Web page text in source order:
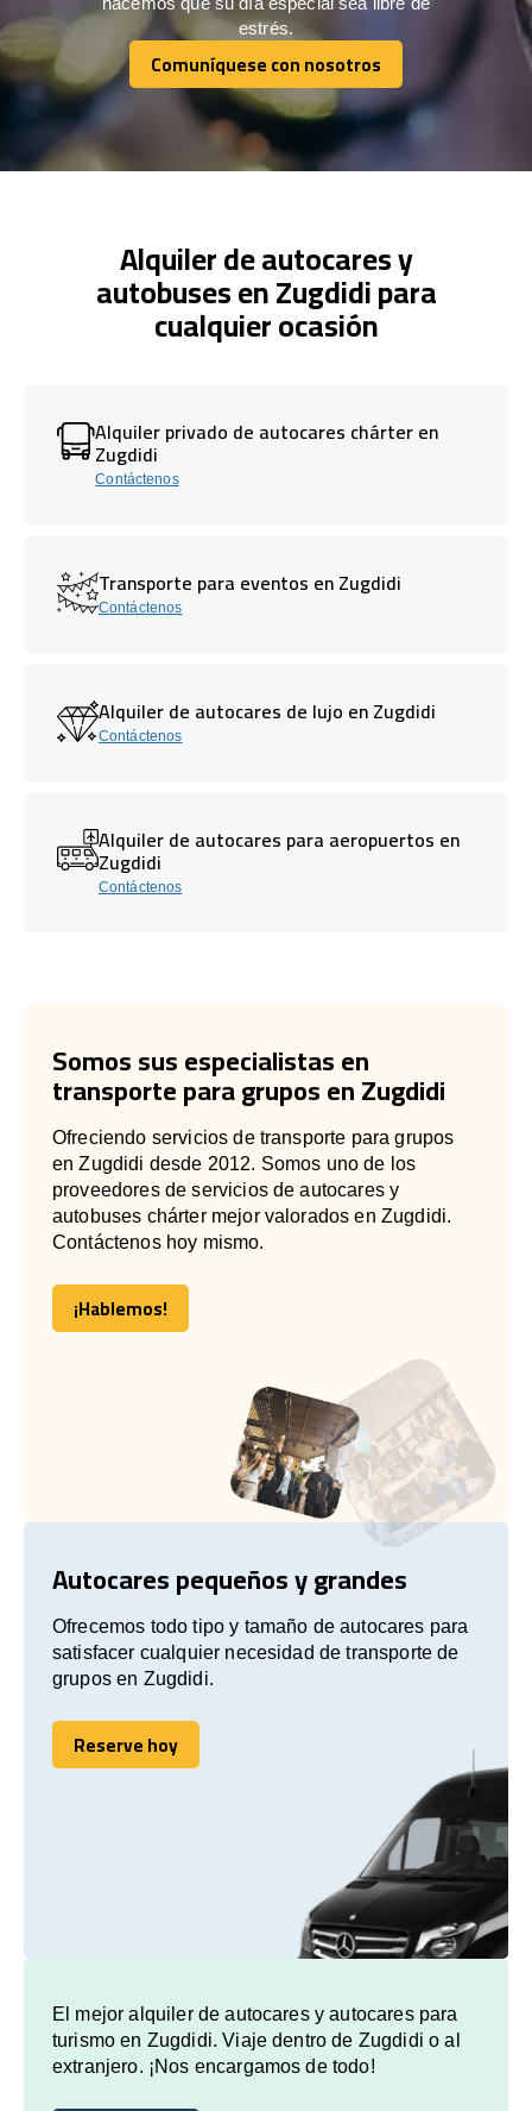
estrés.
Comuníquese con nosotros
Comuníquese con nosotros
Alquiler de autocares y
autobuses en Zugdidi para
cualquier ocasión
Alquiler privado de autocares chárter en
Zugdidi
Contáctenos
Transporte para eventos en Zugdidi
Contáctenos
Alquiler de autocares de lujo en Zugdidi
Contáctenos
Alquiler de autocares para aeropuertos en
Zugdidi
Contáctenos
Somos sus especialistas en
transporte para grupos en Zugdidi
Ofreciendo servicios de transporte para grupos
en Zugdidi desde 2012. Somos uno de los
proveedores de servicios de autocares y
autobuses chárter mejor valorados en Zugdidi.
Contáctenos hoy mismo.
¡Hablemos!
¡Hablemos!
Autocares pequeños y grandes
Ofrecemos todo tipo y tamaño de autocares para
satisfacer cualquier necesidad de transporte de
grupos en Zugdidi.
Reserve hoy
Reserve hoy
El mejor alquiler de autocares y autocares para
turismo en Zugdidi. Viaje dentro de Zugdidi o al
extranjero. ¡Nos encargamos de todo!